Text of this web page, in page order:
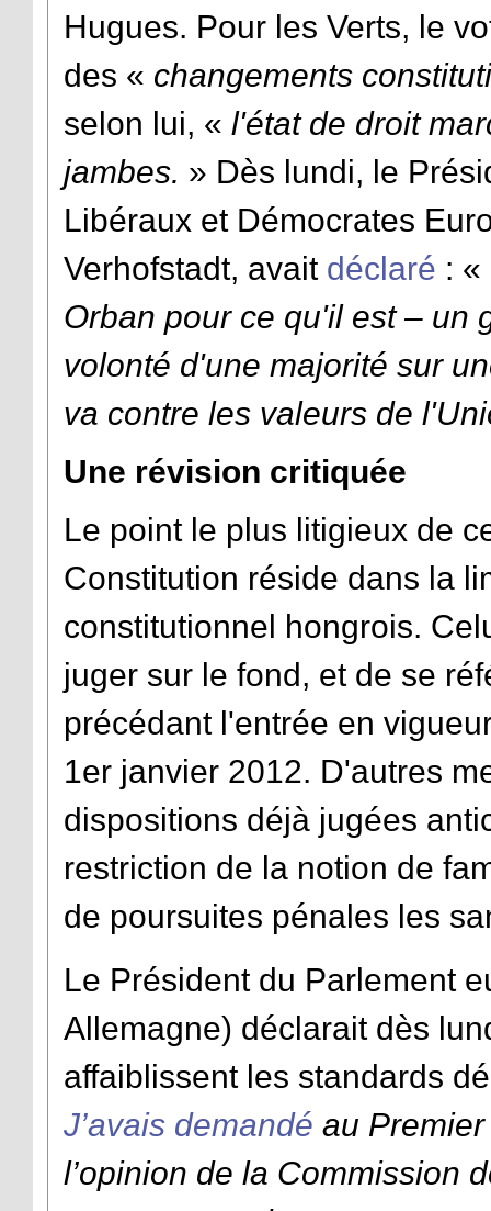
Hugues. Pour les Verts, le
des « changements
selon lui, « l'état de droit
jambes. » Dès lundi, le
Libéraux et Démocrates
Verhofstadt, avait déclaré : «
Orban pour ce qu'il est – un
volonté d'une majorité sur
va contre les valeurs de
Une révision critiquée
Le point le plus litigieux de
Constitution réside dans la
constitutionnel hongrois.
juger sur le fond, et de se
précédant l'entrée en
1er janvier 2012. D'autres
dispositions déjà jugées
restriction de la notion de
de poursuites pénales les
Le Président du Parlement
Allemagne) déclarait dès
affaiblissent les standards
J’avais demandé au
l’opinion de la Commission